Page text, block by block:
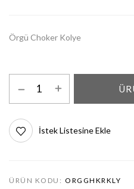
Örgü Choker Kolye
İstek Listesine Ekle
ÜRÜN KODU: ORGGHKRKLY